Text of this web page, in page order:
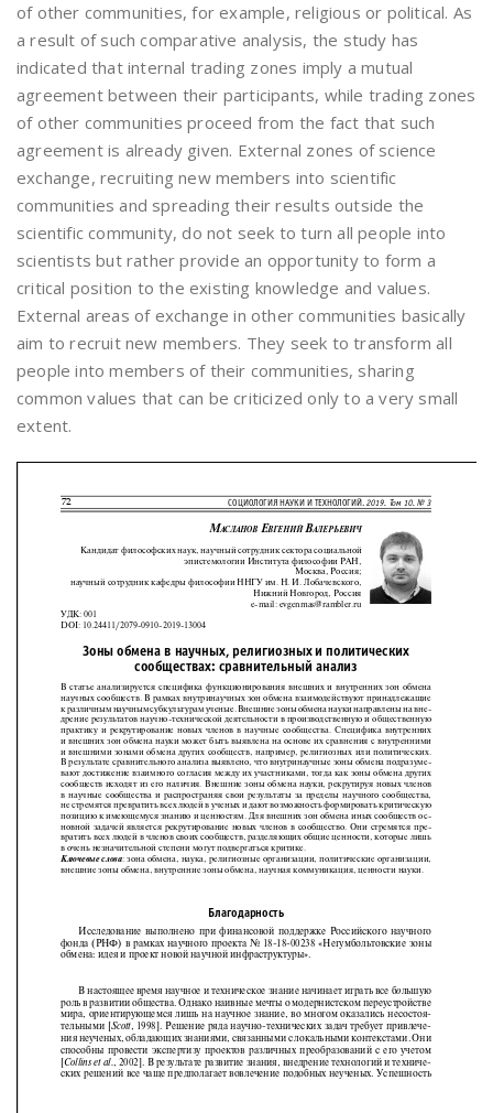
of other communities, for example, religious or political. As
a result of such comparative analysis, the study has
indicated that internal trading zones imply a mutual
agreement between their participants, while trading zones
of other communities proceed from the fact that such
agreement is already given. External zones of science
exchange, recruiting new members into scientific
communities and spreading their results outside the
scientific community, do not seek to turn all people into
scientists but rather provide an opportunity to form a
critical position to the existing knowledge and values.
External areas of exchange in other communities basically
aim to recruit new members. They seek to transform all
people into members of their communities, sharing
common values that can be criticized only to a very small
extent.